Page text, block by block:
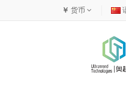
￥ 货币